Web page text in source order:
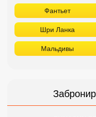
Фантьет
Шри Ланка
Мальдивы